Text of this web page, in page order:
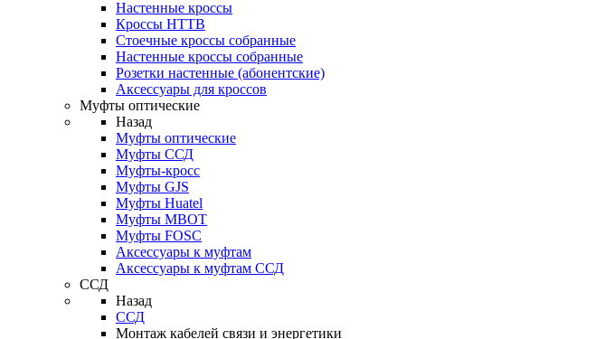
Настенные кроссы
Кроссы HTTB
Стоечные кроссы собранные
Настенные кроссы собранные
Розетки настенные (абонентские)
Аксессуары для кроссов
Муфты оптические
Назад
Муфты оптические
Муфты ССД
Муфты-кросс
Муфты GJS
Муфты Huatel
Муфты МВОТ
Муфты FOSC
Аксессуары к муфтам
Аксессуары к муфтам ССД
ССД
Назад
ССД
Монтаж кабелей связи и энергетики